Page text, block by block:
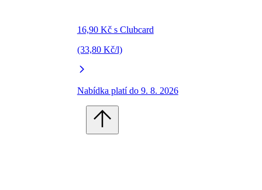
16,90 Kč s Clubcard
(33,80 Kč/l)
Nabídka platí do 9. 8. 2026